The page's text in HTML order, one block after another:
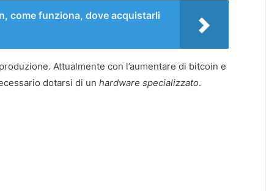
come funziona, dove acquistarli
Attualmente con l’aumentare di bitcoin e
dotarsi di un hardware specializzato.